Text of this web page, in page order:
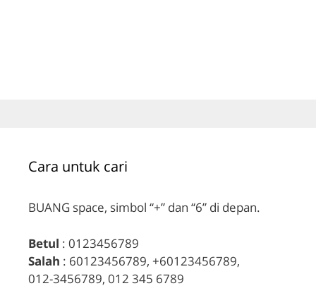
Cara untuk cari
BUANG space, simbol “+” dan “6” di depan.
Betul : 0123456789
Salah : 60123456789, +60123456789,
012-3456789, 012 345 6789